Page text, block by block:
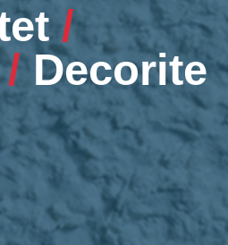
/
/Decorite